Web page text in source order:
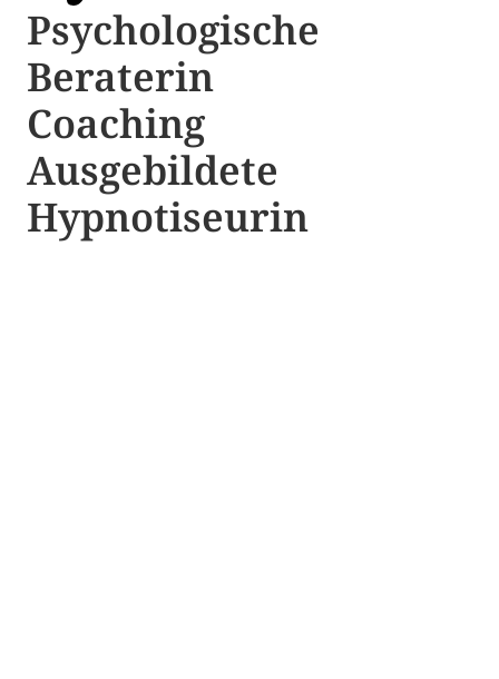
Psychologische ​​
Beraterin
Coaching
Ausgebildete​ ​
Hypnotiseurin